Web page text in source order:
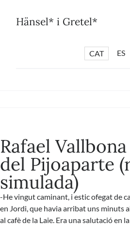
content
Hänsel* i Gretel*
CAT ES
* PISTES LITERÀRIES
*SÈRIE CULTURAL
*DIARI DEL DIA DESPRÉS
*QUIOSC HÄNSEL* i GRETEL*
*UNIVERS HÄNSEL* i GRETEL*
Rafael
del Pijoaparte
simulada)
-He vingut caminant, i estic ofegat de
en Jordi, que havia arribat uns minuts
al cafè de la Laie. Era una salutació en